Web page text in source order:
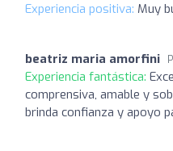
Experiencia positiva: Muy
beatriz maria amorfini
Experiencia fantástica:
comprensiva, amable y
brinda confianza y apoyo